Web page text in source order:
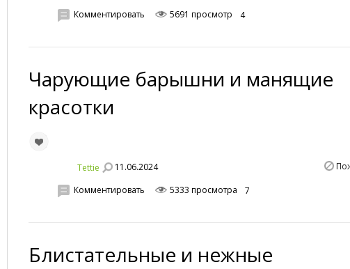
Комментировать 5691 просмотр 4
Чарующие барышни и манящие
красотки
Tettie 11.06.2024
Комментировать 5333 просмотра 7
Блистательные и нежные